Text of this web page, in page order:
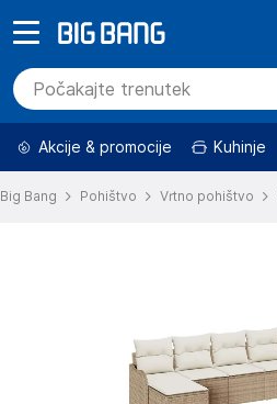
Akcije & promocije Kuhinje
Big Bang Pohištvo Vrtno pohištvo